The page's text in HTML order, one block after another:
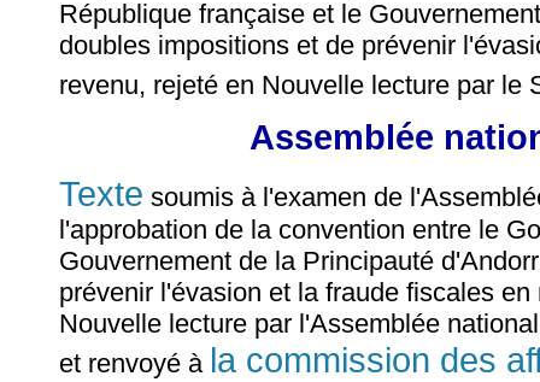
République française et le
doubles impositions et de prévenir
revenu, rejeté en Nouvelle lecture par le
Assemblée
Texte soumis à l'examen de
l'approbation de la convention entre le
Gouvernement de la Principauté
prévenir l'évasion et la fraude fiscales
Nouvelle lecture par l'Assemblée
et renvoyé à la commission des